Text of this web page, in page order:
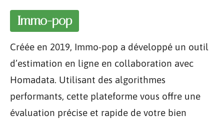
Immo-pop
Créée en 2019, Immo-pop a développé un outil
d’estimation en ligne en collaboration avec
Homadata. Utilisant des algorithmes
performants, cette plateforme vous offre une
évaluation précise et rapide de votre bien